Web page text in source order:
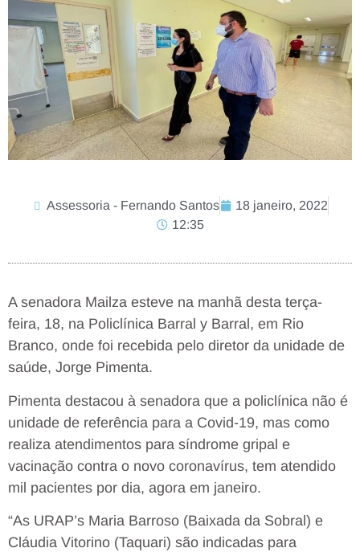
Assessoria - Fernando Santos
18 janeiro, 2022
12:35
A senadora Mailza esteve na manhã desta terça-
feira, 18, na Policlínica Barral y Barral, em Rio
Branco, onde foi recebida pelo diretor da unidade de
saúde, Jorge Pimenta.
Pimenta destacou à senadora que a policlínica não é
unidade de referência para a Covid-19, mas como
realiza atendimentos para síndrome gripal e
vacinação contra o novo coronavírus, tem atendido
mil pacientes por dia, agora em janeiro.
“As URAP’s Maria Barroso (Baixada da Sobral) e
Cláudia Vitorino (Taquari) são indicadas para